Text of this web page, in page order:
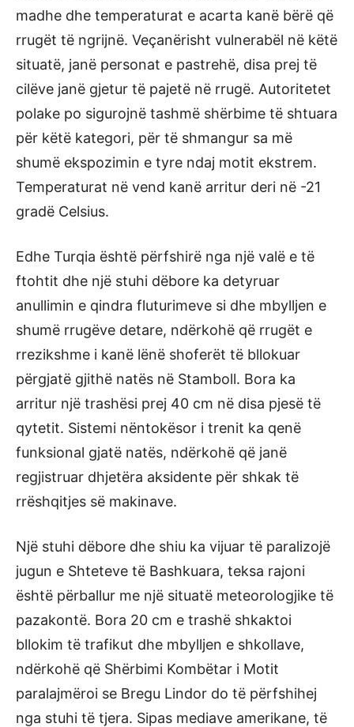
madhe dhe temperaturat e acarta kanë bërë që
rrugët të ngrijnë. Veçanërisht vulnerabël në këtë
situatë, janë personat e pastrehë, disa prej të
cilëve janë gjetur të pajetë në rrugë. Autoritetet
polake po sigurojnë tashmë shërbime të shtuara
për këtë kategori, për të shmangur sa më
shumë ekspozimin e tyre ndaj motit ekstrem.
Temperaturat në vend kanë arritur deri në -21
gradë Celsius.
Edhe Turqia është përfshirë nga një valë e të
ftohtit dhe një stuhi dëbore ka detyruar
anullimin e qindra fluturimeve si dhe mbylljen e
shumë rrugëve detare, ndërkohë që rrugët e
rrezikshme i kanë lënë shoferët të bllokuar
përgjatë gjithë natës në Stamboll. Bora ka
arritur një trashësi prej 40 cm në disa pjesë të
qytetit. Sistemi nëntokësor i trenit ka qenë
funksional gjatë natës, ndërkohë që janë
regjistruar dhjetëra aksidente për shkak të
rrëshqitjes së makinave.
Një stuhi dëbore dhe shiu ka vijuar të paralizojë
jugun e Shteteve të Bashkuara, teksa rajoni
është përballur me një situatë meteorologjike të
pazakontë. Bora 20 cm e trashë shkaktoi
bllokim të trafikut dhe mbylljen e shkollave,
ndërkohë që Shërbimi Kombëtar i Motit
paralajmëroi se Bregu Lindor do të përfshihej
nga stuhi të tjera. Sipas mediave amerikane, të